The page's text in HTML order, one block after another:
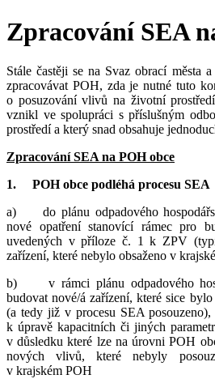
Zpracování SEA
Stále častěji se na Svaz obrací města
zpracovávat POH, zda je nutné tuto
o posuzování vlivů na životní
vznikl ve spolupráci s příslušným
prostředí a který snad obsahuje
Zpracování SEA na POH obce
1. POH obce podléhá procesu SEA
a) do plánu odpadového
nové opatření stanovící rámec pro
uvedených v příloze č. 1 k ZPV
zařízení, které nebylo obsaženo v
b) v rámci plánu odpadového
budovat nové/á zařízení, které sice
(a tedy již v procesu SEA
k úpravě kapacitních či jiných
v důsledku které lze na úrovni POH
nových vlivů, které nebyly
v krajském POH